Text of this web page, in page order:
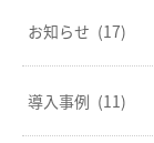
お知らせ (17)
導入事例 (11)